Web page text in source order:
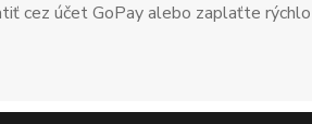
cez účet GoPay alebo zaplaťte